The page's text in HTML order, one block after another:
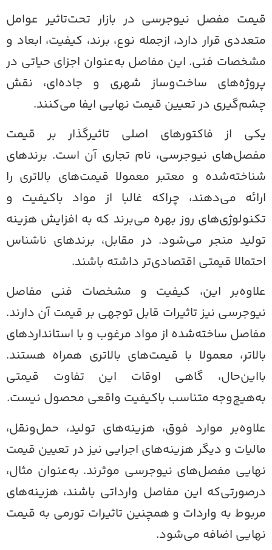
مفصل نیوجرسی در بازار تحت‌تاثیر عوامل
قرار دارد، از‌جمله نوع، برند، کیفیت، ابعاد و
فنی. این مفاصل به‌عنوان اجزای حیاتی در
ساخت‌و‌ساز شهری و جاده‌ای، نقش
در تعیین قیمت نهایی ایفا می‌کنند.
از فاکتور‌های اصلی تاثیرگذار بر قیمت
نیوجرسی، نام تجاری آن است. برند‌های
و معتبر معمولا قیمت‌های بالاتری را
می‌دهند، چراکه غالبا از مواد با‌کیفیت و
روز بهره می‌برند که به افزایش هزینه
منجر می‌شود. در مقابل، برند‌های ناشناس
قیمتی اقتصادی‌تر داشته باشند.
این، کیفیت و مشخصات فنی مفاصل
نیز تاثیرات قابل ‌توجهی بر قیمت آن دارند.
ساخته‌شده از مواد مرغوب و با استاندارد‌های
معمولا با قیمت‌های بالاتری همراه هستند.
گاهی اوقات این تفاوت قیمتی
متناسب با‌کیفیت واقعی محصول نیست.
موارد فوق، هزینه‌های تولید، حمل‌و‌نقل،
و دیگر هزینه‌های اجرایی نیز در تعیین قیمت
مفصل‌های نیوجرسی موثرند. به‌عنوان مثال،
این مفاصل وارداتی باشند، هزینه‌های
به واردات و همچنین تاثیرات تورمی به قیمت
اضافه می‌شود.